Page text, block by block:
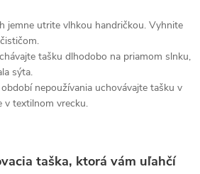
jemne utrite vlhkou handričkou. Vyhnite
tašku dlhodobo na priamom slnku,
sýta.
nepoužívania uchovávajte tašku v
v textilnom vrecku.
taška, ktorá vám uľahčí